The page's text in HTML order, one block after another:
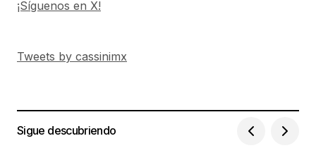
¡Síguenos en X!
Tweets by cassinimx
Sigue descubriendo